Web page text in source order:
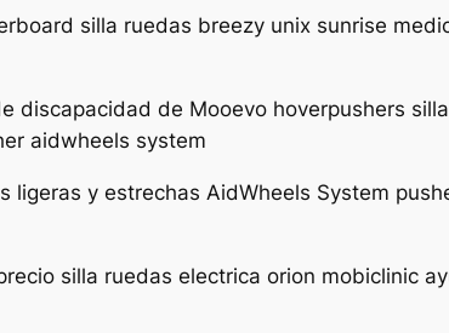
silla ruedas breezy unix sunrise
discapacidad de Mooevo hoverpushers
aidwheels system
y estrechas AidWheels System
silla ruedas electrica orion mobiclinic